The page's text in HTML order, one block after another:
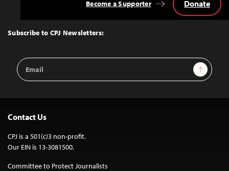
Top
Subscribe to CPJ Newsletters:
Email
Address
Sign Up
Become a Supporter Donate
Contact Us
CPJ is a 501(c)3 non-profit.
Our EIN is 13-3081500.
Committee to Protect Journalists